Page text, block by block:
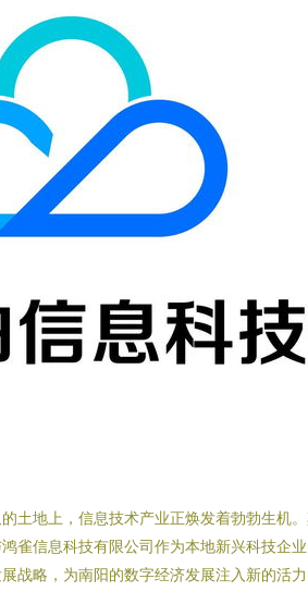
土地上，信息技术产业正焕发着勃勃生机
雀信息科技有限公司作为本地新兴科技企
战略，为南阳的数字经济发展注入新的活